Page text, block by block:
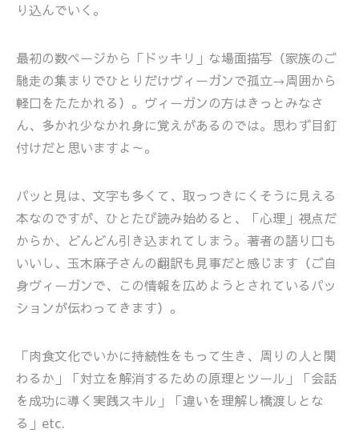
り込んでいく。
最初の数ページから「ドッキリ」な場面描写（家族のご
馳走の集まりでひとりだけヴィーガンで孤立→周囲から
軽口をたたかれる）。ヴィーガンの方はきっとみなさ
ん、多かれ少なかれ身に覚えがあるのでは。思わず目釘
付けだと思いますよ～。
パッと見は、文字も多くて、取っつきにくそうに見える
本なのですが、ひとたび読み始めると、「心理」視点だ
からか、どんどん引き込まれてしまう。著者の語り口も
いいし、玉木麻子さんの翻訳も見事だと感じます（ご自
身ヴィーガンで、この情報を広めようとされているパッ
ションが伝わってきます）。
「肉食文化でいかに持続性をもって生き、周りの人と関
わるか」「対立を解消するための原理とツール」「会話
を成功に導く実践スキル」「違いを理解し橋渡しとな
る」etc.